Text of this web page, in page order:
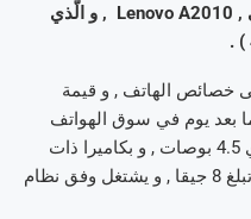
عرض جديد يتمثّل في الهاتف الذّكي , Lenovo A2010 , و الّذي
خصائص الهاتف , و قيمة
بعد يوم في سوق الهواتف
الذّكية . هذا الهاتف مزوّد بشاشة ذي 4.5 بوصات , و بكاميرا ذات
دقّة 5 ميقا-بيكسل , و بذاكرة داخليّة تبلغ 8 جيقا , و يشتغل وفق نظام